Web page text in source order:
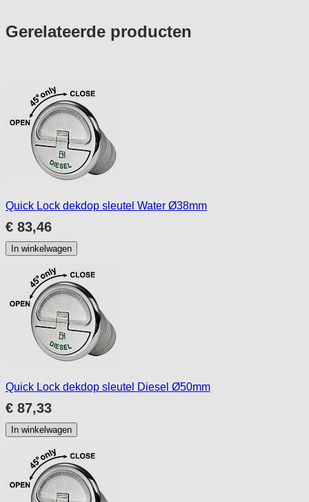
Press
Gerelateerde producten
Quick Lock dekdop sleutel Water Ø38mm
€ 83,46
In winkelwagen
Quick Lock dekdop sleutel Diesel Ø50mm
€ 87,33
In winkelwagen